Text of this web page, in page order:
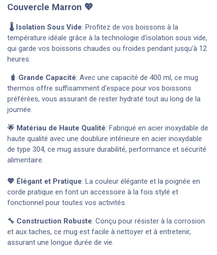
Couvercle Marron 💖
🌡️ Isolation Sous Vide: Profitez de vos boissons à la
température idéale grâce à la technologie d'isolation sous vide,
qui garde vos boissons chaudes ou froides pendant jusqu'à 12
heures.
🧋 Grande Capacité: Avec une capacité de 400 ml, ce mug
thermos offre suffisamment d'espace pour vos boissons
préférées, vous assurant de rester hydraté tout au long de la
journée.
🌟 Matériau de Haute Qualité: Fabriqué en acier inoxydable de
haute qualité avec une doublure intérieure en acier inoxydable
de type 304, ce mug assure durabilité, performance et sécurité
alimentaire.
💖 Élégant et Pratique: La couleur élégante et la poignée en
corde pratique en font un accessoire à la fois stylé et
fonctionnel pour toutes vos activités.
🔧 Construction Robuste: Conçu pour résister à la corrosion
et aux taches, ce mug est facile à nettoyer et à entretenir,
assurant une longue durée de vie.